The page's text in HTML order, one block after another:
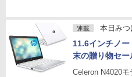
連載 本日みつ
11.6インチノ
末の贈り物セー
Celeron N4020